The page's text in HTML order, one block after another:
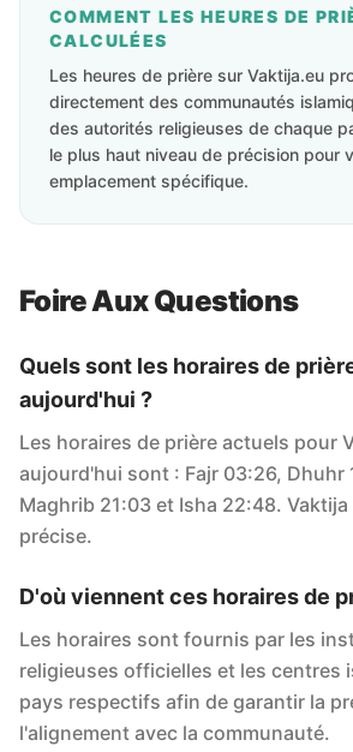
COMMENT LES HEURES DE
CALCULÉES
Les heures de prière sur Vaktija.eu
directement des communautés
des autorités religieuses de chaque
le plus haut niveau de précision pour
emplacement spécifique.
Foire Aux Questions
Quels sont les horaires de
aujourd'hui ?
Les horaires de prière actuels pour
aujourd'hui sont : Fajr 03:26, Dhuhr
Maghrib 21:03 et Isha 22:48.
précise.
D'où viennent ces horaires de
Les horaires sont fournis par les
religieuses officielles et les centres
pays respectifs afin de garantir la
l'alignement avec la communauté.